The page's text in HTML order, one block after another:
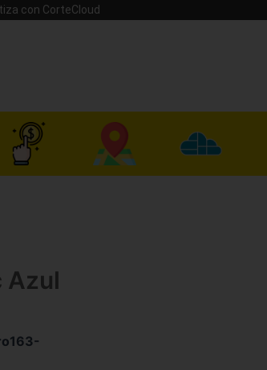
con CorteCloud
Azul